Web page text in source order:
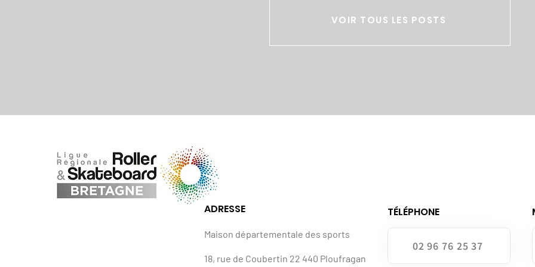
VOIR TOUS LES POSTS
ADRESSE
Maison départementale des sports
18, rue de Coubertin 22 440 Ploufragan
TÉLÉPHONE
02 96 76 25 37